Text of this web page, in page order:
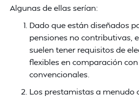
Algunas de ellas serían:
Dado que están diseñados
pensiones no contributivas,
suelen tener requisitos de
flexibles en comparación
convencionales.
Los prestamistas a menudo